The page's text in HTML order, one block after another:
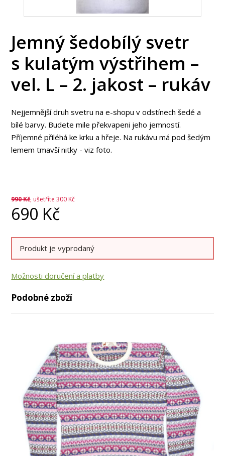
Jemný šedobílý svetr
s kulatým výstřihem –
vel. L – 2. jakost – rukáv
Nejjemnější druh svetru na e-shopu v odstínech šedé a
bílé barvy. Budete mile překvapeni jeho jemností.
Příjemné přiléhá ke krku a hřeje. Na rukávu má pod šedým
lemem tmavší nitky - viz foto.
990Kč, ušetříte 300 Kč
690 Kč
Produkt je vyprodaný
Možnosti doručení a platby
Podobné zboží